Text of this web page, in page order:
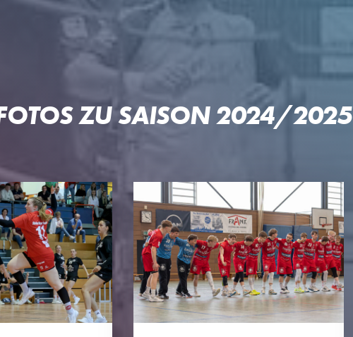
FOTOS ZU SAISON 2024/2025
SCHWETZINGEN
Unser Konzept
Premium-Partner
Business-Partner
Club-Partner
Team-Partner
Pep & Pop Reloaded
Patrick-Lengler-Cup
Welde-Kamingespräch
HG goes green